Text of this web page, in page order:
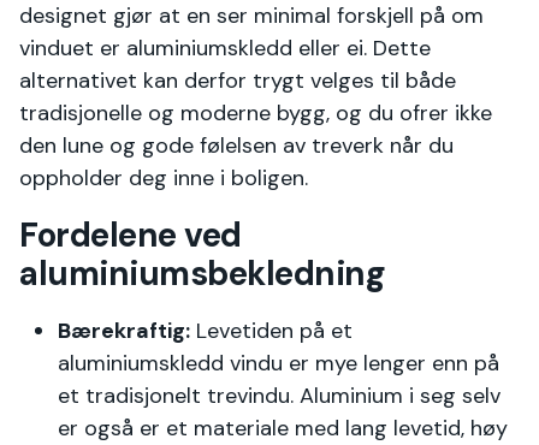
designet gjør at en ser minimal forskjell på om
vinduet er aluminiumskledd eller ei. Dette
alternativet kan derfor trygt velges til både
tradisjonelle og moderne bygg, og du ofrer ikke
den lune og gode følelsen av treverk når du
oppholder deg inne i boligen.
Fordelene ved
aluminiumsbekledning
Bærekraftig: Levetiden på et
aluminiumskledd vindu er mye lenger enn på
et tradisjonelt trevindu. Aluminium i seg selv
er også er et materiale med lang levetid, høy